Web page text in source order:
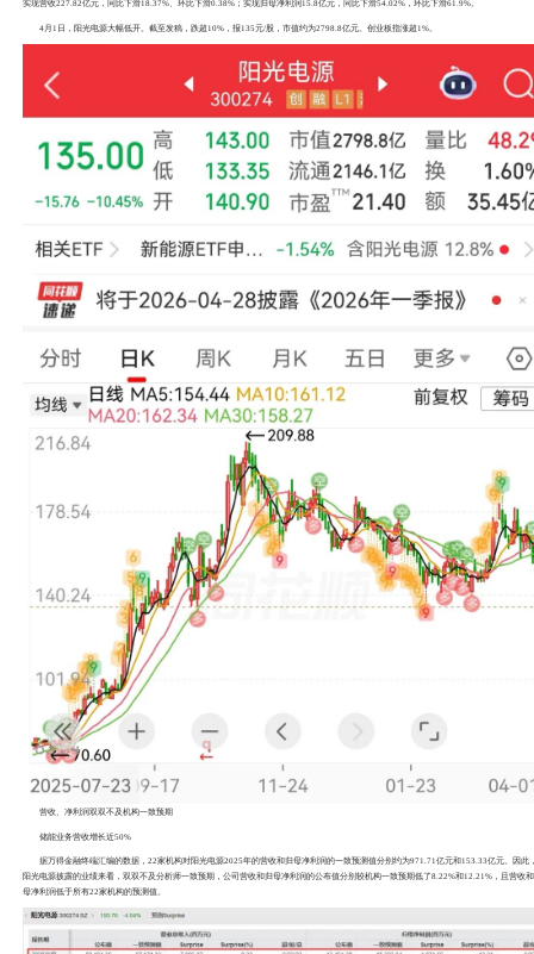
134.61亿元，同比增长21.97%；实现扣非净利润约128.29亿
购专用证券账户中已回购股份后的股本为基数，向全体股东每
图片来源：阳光电源年报
纵向来看，这是阳光电源首次在单一会计年度营收和归母净
实现营收227.82亿元，同比下滑18.37%、环比下滑0.38%；
4月1日，阳光电源大幅低开。截至发稿，跌超10%，报135